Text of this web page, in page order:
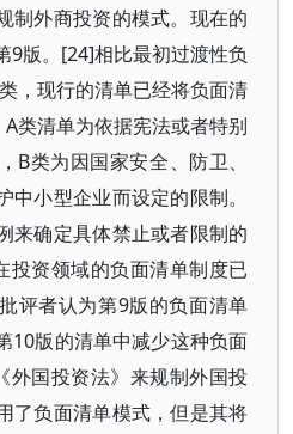
制外商投资的模式。现在的
9版。[24]相比最初过渡性负
，现行的清单已经将负面清
类清单为依据宪法或者特别
B类为因国家安全、防卫、
小型企业而设定的限制。
来确定具体禁止或者限制的
投资领域的负面清单制度已
评者认为第9版的负面清单
10版的清单中减少这种负面
外国投资法》来规制外国投
了负面清单模式，但是其将